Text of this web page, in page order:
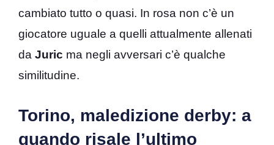
cambiato tutto o quasi. In rosa non c’è un
giocatore uguale a quelli attualmente allenati
da Juric ma negli avversari c’è qualche
similitudine.
Torino, maledizione derby: a
quando risale l’ultimo